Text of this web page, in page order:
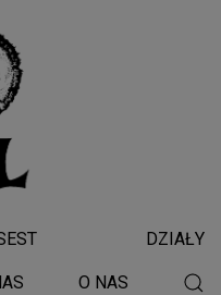
DZIAŁY
O NAS